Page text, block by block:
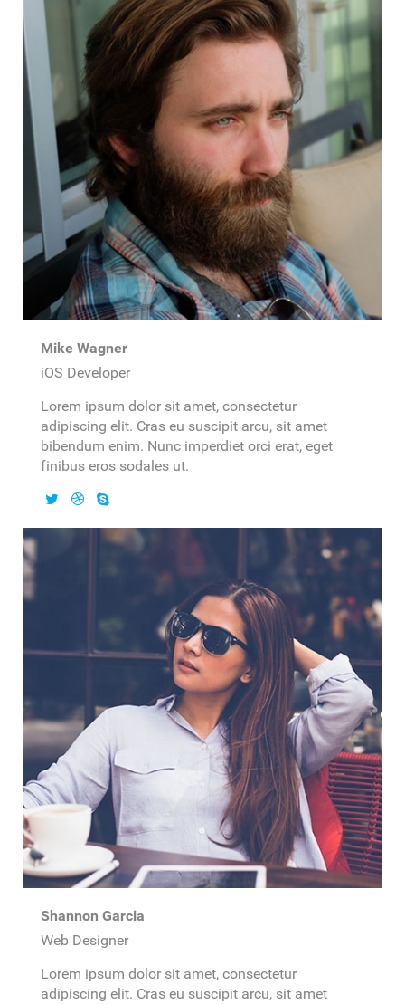
Mike Wagner
iOS Developer
Lorem ipsum dolor sit amet, consectetur
adipiscing elit. Cras eu suscipit arcu, sit amet
bibendum enim. Nunc imperdiet orci erat, eget
finibus eros sodales ut.
Shannon Garcia
Web Designer
Lorem ipsum dolor sit amet, consectetur
adipiscing elit. Cras eu suscipit arcu, sit amet